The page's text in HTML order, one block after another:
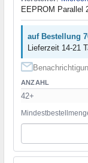
EEPROM Parallel
auf Bestellung
Lieferzeit 14-21
ANZAHL
42+